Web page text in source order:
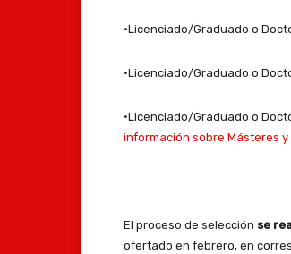
·Licenciado/Graduado o
·Licenciado/Graduado o
·Licenciado/Graduado o
información sobre Másteres
El proceso de selección se
ofertado en febrero, en